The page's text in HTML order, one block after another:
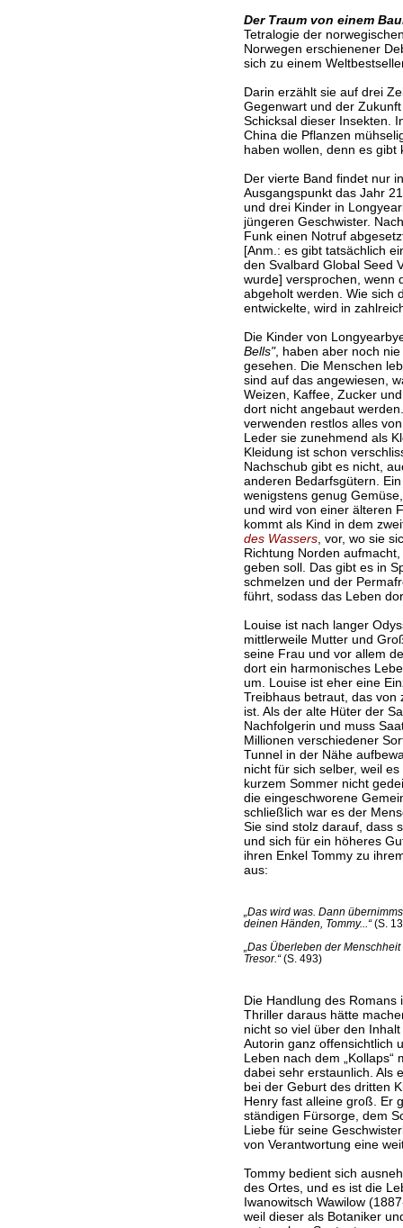
Der Traum von einem
Tetralogie der
Norwegen erschienener
sich zu einem
Darin erzählt sie auf drei
Gegenwart und der
Schicksal dieser Insekten.
China die Pflanzen
haben wollen, denn es gibt
Der vierte Band findet nur
Ausgangspunkt das Jahr
und drei Kinder in
jüngeren Geschwister.
Funk einen Notruf
[Anm.: es gibt tatsächlich
den Svalbard Global Seed
wurde] versprochen, wenn
abgeholt werden. Wie sich
entwickelte, wird in
Die Kinder von
Bells", haben aber noch
gesehen. Die Menschen
sind auf das angewiesen,
Weizen, Kaffee, Zucker
dort nicht angebaut
verwenden restlos alles
Leder sie zunehmend als
Kleidung ist schon
Nachschub gibt es nicht,
anderen Bedarfsgütern.
wenigstens genug
und wird von einer älteren
kommt als Kind in dem
des Wassers, vor, wo sie
Richtung Norden
geben soll. Das gibt es in
schmelzen und der
führt, sodass das Leben
Louise ist nach langer
mittlerweile Mutter und
seine Frau und vor allem
dort ein harmonisches
um. Louise ist eher eine
Treibhaus betraut, das von
ist. Als der alte Hüter der
Nachfolgerin und muss
Millionen verschiedener
Tunnel in der Nähe
nicht für sich selber, weil
kurzem Sommer nicht
die eingeschworene
schließlich war es der
Sie sind stolz darauf, dass
und sich für ein höheres
ihren Enkel Tommy zu
aus:
„Das wird was. Dann
deinen Händen, Tommy...“(S.
„Das Überleben der
Tresor.“(S. 493)
Die Handlung des
Thriller daraus hätte
nicht so viel über den
Autorin ganz offensichtlich
Leben nach dem „Kollaps“
dabei sehr erstaunlich. Als
bei der Geburt des dritten
Henry fast alleine groß. Er
ständigen Fürsorge, dem
Liebe für seine
von Verantwortung eine
Tommy bedient sich
des Ortes, und es ist die
Iwanowitsch Wawilow
weil dieser als Botaniker